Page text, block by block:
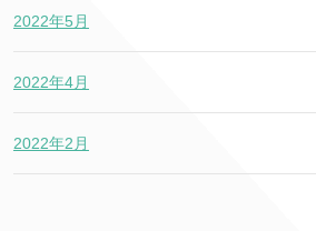
2022年5月
2022年4月
2022年2月